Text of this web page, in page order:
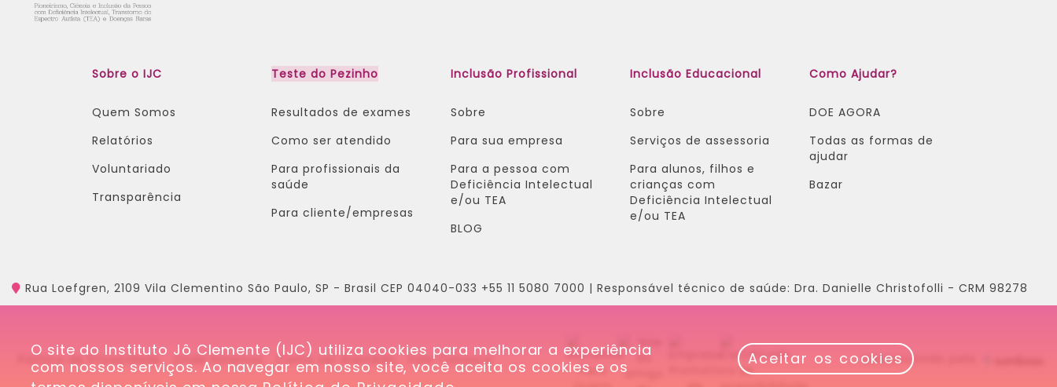
O site do Instituto Jô Clemente (IJC) utiliza cookies para melhorar a experiência
com nossos serviços. Ao navegar em nosso site, você aceita os cookies e os
Aceitar os cookies
Sobre o IJC
Quem Somos
Relatórios
Voluntariado
Transparência
Teste do Pezinho
Resultados de exames
Como ser atendido
Para profissionais da
saúde​
Para cliente/empresas
Inclusão Profissional
Sobre
Para sua empresa
Para a pessoa com
Deficiência Intelectual
e/ou TEA​
BLOG
Inclusão Educacional
Sobre
Serviços de assessoria
Para alunos, filhos e
crianças com
Deficiência Intelectual
e/ou TEA ​
Como Ajudar?
DOE AGORA
Todas as formas de
ajudar
Bazar
Rua Loefgren, 2109 Vila Clementino São Paulo, SP - Brasil CEP 04040-033 +55 11 5080 7000 | Responsável técnico de saúde: Dra. Danielle Christofolli - CRM 98278
Política de Privacidade Onde Estamos Como ser Atendido Fale Conosco Desenvolvido pela